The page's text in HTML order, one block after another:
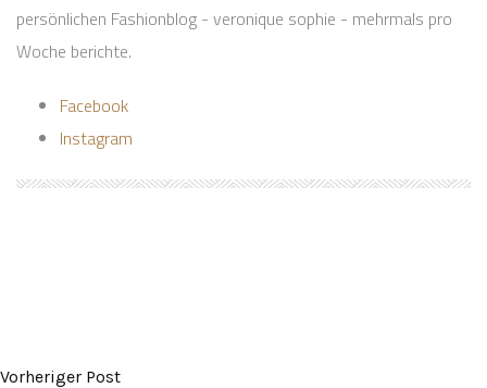
persönlichen Fashionblog - veronique sophie - mehrmals pro
Woche berichte.
Facebook
Instagram
Vorheriger Post